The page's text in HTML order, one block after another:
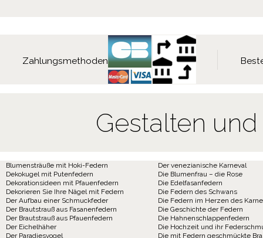
Zahlungsmethoden
Gestalten
Blumensträuße mit Hoki-Federn
Dekokugel mit Putenfedern
Dekorationsideen mit Pfauenfedern
Dekorieren Sie Ihre Nägel mit Federn
Der Aufbau einer Schmuckfeder
Der Brautstrauß aus Fasanenfedern
Der Brautstrauß aus Pfauenfedern
Der Eichelhäher
Der Paradiesvogel
Der venezianische Karneval
Die Blumenfrau – die Rose
Die Edelfasanfedern
Die Federn des Schwans
Die Federn im Herzen des
Die Geschichte der Federn
Die Hahnenschlappenfedern
Die Hochzeit und ihr
Die mit Federn geschmückte